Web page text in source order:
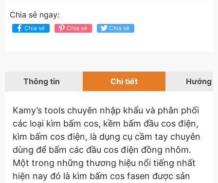
Chia sẻ ngay:
Chia sẻ Chia sẻ Chia sẻ
Thông tin Chi tiết Hướng
Kamy’s tools chuyên nhập khẩu và phân phối
các loại kìm bấm cos, kềm bấm đầu cos điện,
kìm bấm cos điện, là dụng cụ cầm tay chuyên
dùng để bấm các đầu cos điện đồng nhôm.
Một trong những thương hiệu nổi tiếng nhất
hiện nay đó là kìm bấm cos fasen được sản